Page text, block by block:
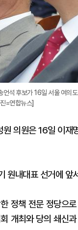
석 후보가 16일 서울 여의
=연합뉴스]
의원은 16일 이
원내대표 선거에 앞
정책 전문 정당으
개최와 당의 쇄신